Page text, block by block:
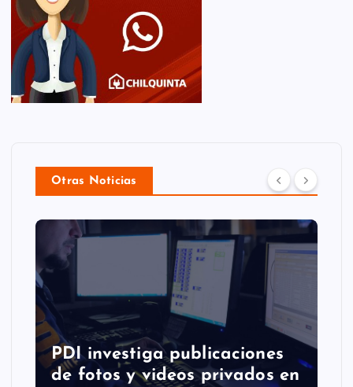
Otras Noticias
investiga publicaciones
fotos y videos privados en
ganar